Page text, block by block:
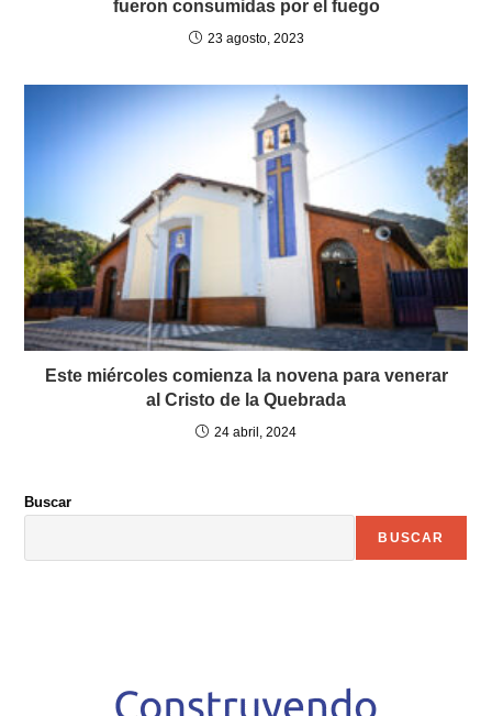
fueron consumidas por el fuego
23 agosto, 2023
Este miércoles comienza la novena para venerar
al Cristo de la Quebrada
24 abril, 2024
Buscar
BUSCAR